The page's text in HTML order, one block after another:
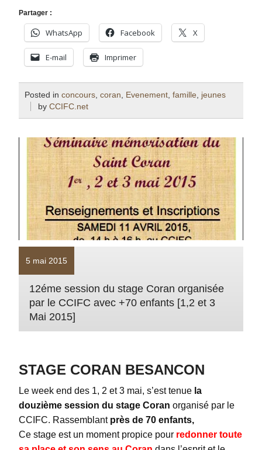
Partager :
WhatsApp Facebook X
E-mail Imprimer
Posted inconcours ,coran Evenement ,famille
jeunes
by CCIFC.net
5 mai 2015
12éme session du stage Coran organisée
par le CCIFC avec +70 enfants [1,2 et 3
Mai 2015]
STAGE CORAN BESANCON
Le week end des 1, 2 et 3 mai, s’est tenue la
douzième session du stage Coran organisé par le
CCIFC. Rassemblant près de 70 enfants,
Ce stage est un moment propice pour redonner toute